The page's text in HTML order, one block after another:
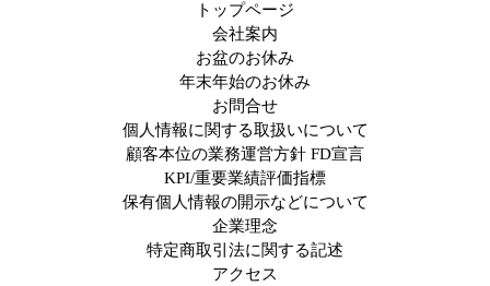
トップページ
会社案内
お盆のお休み
年末年始のお休み
お問合せ
個人情報に関する取扱いについて
顧客本位の業務運営方針 FD宣言
KPI/重要業績評価指標
保有個人情報の開示などについて
企業理念
特定商取引法に関する記述
アクセス